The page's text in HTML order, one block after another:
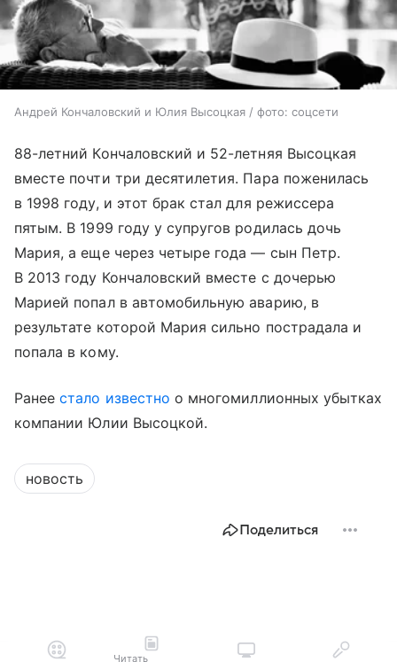
Андрей Кончаловский и Юлия Высоцкая / фото: соцсети
88-летний Кончаловский и 52-летняя Высоцкая
вместе почти три десятилетия. Пара поженилась
в 1998 году, и этот брак стал для режиссера
пятым. В 1999 году у супругов родилась дочь
Мария, а еще через четыре года — сын Петр.
В 2013 году Кончаловский вместе с дочерью
Марией попал в автомобильную аварию, в
результате которой Мария сильно пострадала и
попала в кому.
Ранеестало известно о многомиллионных убытках
компании Юлии Высоцкой.
новость
Поделиться
Читать